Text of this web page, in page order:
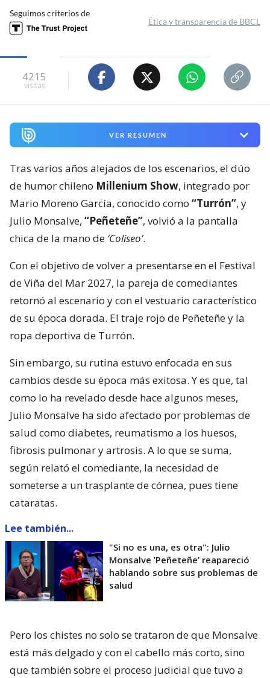
Seguimos criterios de
Ética y transparencia de BBCL
4215
visitas
VER RESUMEN
Tras varios años alejados de los escenarios, el dúo
de humor chileno Millenium Show, integrado por
Mario Moreno García, conocido como “Turrón”, y
Julio Monsalve, “Peñeteñe”, volvió a la pantalla
chica de la mano de ‘Coliseo’.
Con el objetivo de volver a presentarse en el Festival
de Viña del Mar 2027, la pareja de comediantes
retornó al escenario y con el vestuario característico
de su época dorada. El traje rojo de Peñeteñe y la
ropa deportiva de Turrón.
Sin embargo, su rutina estuvo enfocada en sus
cambios desde su época más exitosa. Y es que, tal
como lo ha revelado desde hace algunos meses,
Julio Monsalve ha sido afectado por problemas de
salud como diabetes, reumatismo a los huesos,
fibrosis pulmonar y artrosis. A lo que se suma,
según relató el comediante, la necesidad de
someterse a un trasplante de córnea, pues tiene
cataratas.
Lee también...
"Si no es una, es otra": Julio
Monsalve ’Peñeteñe’ reapareció
hablando sobre sus problemas de
salud
Pero los chistes no solo se trataron de que Monsalve
está más delgado y con el cabello más corto, sino
que también sobre el proceso judicial que tuvo a